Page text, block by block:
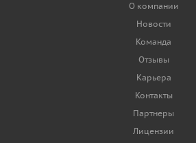
О компании
Новости
Команда
Отзывы
Карьера
Контакты
Партнеры
Лицензии